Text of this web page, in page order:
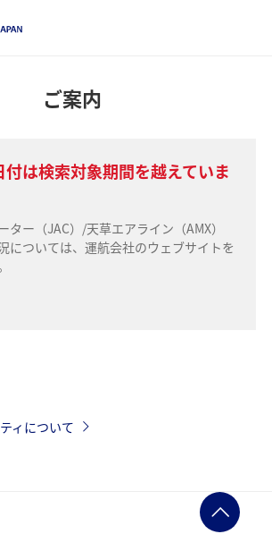
ご案内
は検索対象期間を越えていま
ター（JAC）/天草エアライン（AMX）
については、運航会社のウェブサイトを
ィについて